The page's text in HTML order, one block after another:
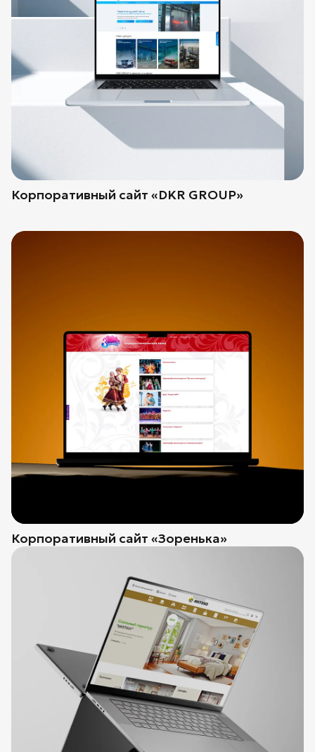
Корпоративный сайт «DKR GROUP»
Корпоративный сайт «Зоренька»